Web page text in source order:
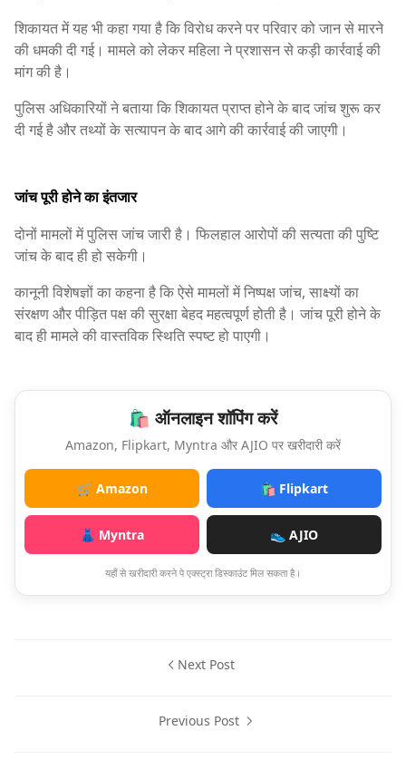
शिकायत में यह भी कहा गया है कि विरोध करने पर परिवार को जान से मारने
की धमकी दी गई। मामले को लेकर महिला ने प्रशासन से कड़ी कार्रवाई की
मांग की है।
पुलिस अधिकारियों ने बताया कि शिकायत प्राप्त होने के बाद जांच शुरू कर
दी गई है और तथ्यों के सत्यापन के बाद आगे की कार्रवाई की जाएगी।
जांच पूरी होने का इंतजार
दोनों मामलों में पुलिस जांच जारी है। फिलहाल आरोपों की सत्यता की पुष्टि
जांच के बाद ही हो सकेगी।
कानूनी विशेषज्ञों का कहना है कि ऐसे मामलों में निष्पक्ष जांच, साक्ष्यों का
संरक्षण और पीड़ित पक्ष की सुरक्षा बेहद महत्वपूर्ण होती है। जांच पूरी होने के
बाद ही मामले की वास्तविक स्थिति स्पष्ट हो पाएगी।
🛍️ ऑनलाइन शॉपिंग करें
Amazon, Flipkart, Myntra और AJIO पर खरीदारी करें
🛒 Amazon 🛍️ Flipkart
👗 Myntra 👟 AJIO
यहाँ से खरीदारी करने पे एक्स्ट्रा डिस्काउंट मिल सकता है।
Next Post
Previous Post